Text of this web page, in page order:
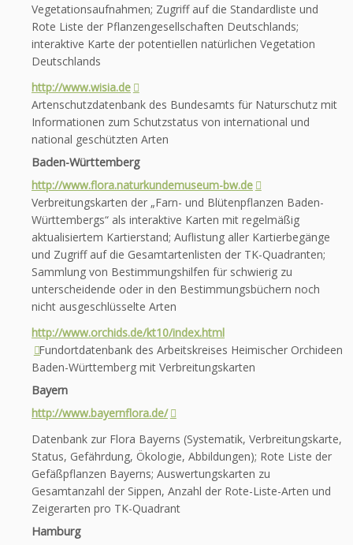
Vegetationsaufnahmen; Zugriff auf die Standardliste und
Rote Liste der Pflanzengesellschaften Deutschlands;
interaktive Karte der potentiellen natürlichen Vegetation
Deutschlands
http://www.wisia.de
Artenschutzdatenbank des Bundesamts für Naturschutz mit
Informationen zum Schutzstatus von international und
national geschützten Arten
Baden-Württemberg
http://www.flora.naturkundemuseum-bw.de
Verbreitungskarten der „Farn- und Blütenpflanzen Baden-
Württembergs“ als interaktive Karten mit regelmäßig
aktualisiertem Kartierstand; Auflistung aller Kartierbegänge
und Zugriff auf die Gesamtartenlisten der TK-Quadranten;
Sammlung von Bestimmungshilfen für schwierig zu
unterscheidende oder in den Bestimmungsbüchern noch
nicht ausgeschlüsselte Arten
http://www.orchids.de/kt10/index.html
Fundortdatenbank des Arbeitskreises Heimischer Orchideen
Baden-Württemberg mit Verbreitungskarten
Bayern
http://www.bayernflora.de/
Datenbank zur Flora Bayerns (Systematik, Verbreitungskarte,
Status, Gefährdung, Ökologie, Abbildungen); Rote Liste der
Gefäßpflanzen Bayerns; Auswertungskarten zu
Gesamtanzahl der Sippen, Anzahl der Rote-Liste-Arten und
Zeigerarten pro TK-Quadrant
Hamburg